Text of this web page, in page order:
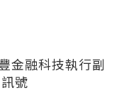
金融科技執行副
號